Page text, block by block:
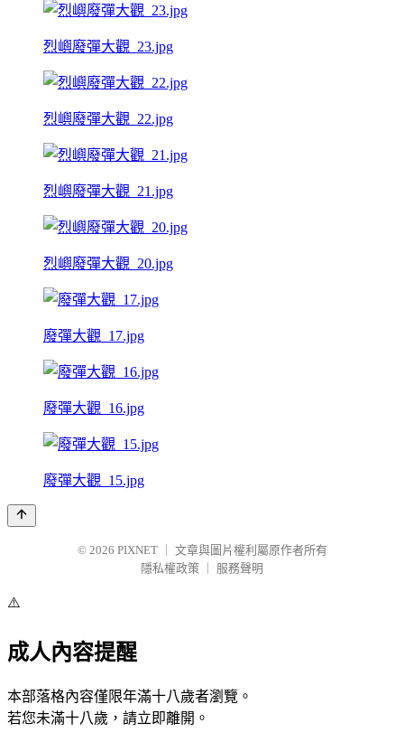
烈嶼廢彈大觀_23.jpg
烈嶼廢彈大觀_22.jpg
烈嶼廢彈大觀_21.jpg
烈嶼廢彈大觀_20.jpg
廢彈大觀_17.jpg
廢彈大觀_16.jpg
廢彈大觀_15.jpg
© 2026 PIXNET
文章與圖片權利屬原作者所有
隱私權政策
服務聲明
⚠️
成人內容提醒
本部落格內容僅限年滿十八歲者瀏覽。
若您未滿十八歲，請立即離開。